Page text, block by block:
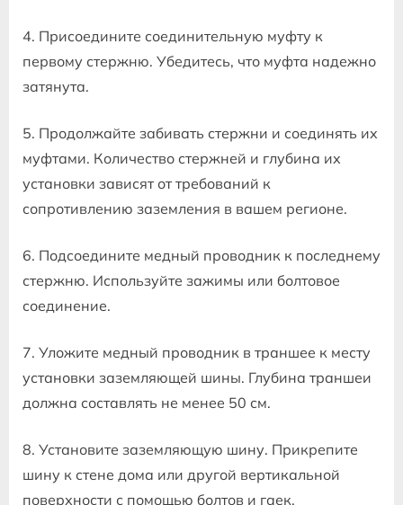
4. Присоедините соединительную муфту к
первому стержню. Убедитесь, что муфта надежно
затянута.
5. Продолжайте забивать стержни и соединять их
муфтами. Количество стержней и глубина их
установки зависят от требований к
сопротивлению заземления в вашем регионе.
6. Подсоедините медный проводник к последнему
стержню. Используйте зажимы или болтовое
соединение.
7. Уложите медный проводник в траншее к месту
установки заземляющей шины. Глубина траншеи
должна составлять не менее 50 см.
8. Установите заземляющую шину. Прикрепите
шину к стене дома или другой вертикальной
поверхности с помощью болтов и гаек.